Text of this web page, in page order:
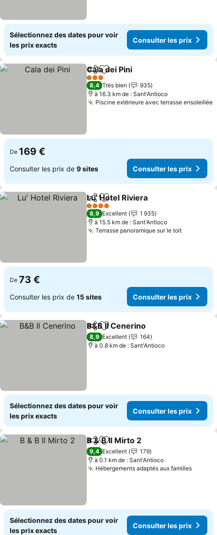
Sélectionnez des dates pour voir
les prix exacts
Consulter les prix
PartagerAjouter à mes favoris
Cala dei Pini
3 Étoiles
8,4 Très bien
935
à 16.3 km de : Sant'Antioco
Piscine extérieure avec terrasse ensoleillée
De 169 €
Consulter les prix de 9 sites Consulter les prix
PartagerAjouter à mes favoris
Lu' Hotel Riviera
4 Étoiles
8,9 Excellent
1 935
à 15.5 km de : Sant'Antioco
Terrasse panoramique sur le toit
De 73 €
Consulter les prix de 15 sites Consulter les prix
PartagerAjouter à mes favoris
B&B Il Cenerino
8,9 Excellent
164
à 0.8 km de : Sant'Antioco
Sélectionnez des dates pour voir
les prix exacts
Consulter les prix
PartagerAjouter à mes favoris
B & B Il Mirto 2
9,4 Excellent
179
à 0.1 km de : Sant'Antioco
Hébergements adaptés aux familles
Sélectionnez des dates pour voir
les prix exacts
Consulter les prix